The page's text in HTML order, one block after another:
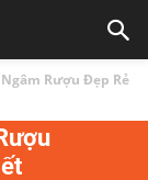
Rượu Đẹp Rẻ